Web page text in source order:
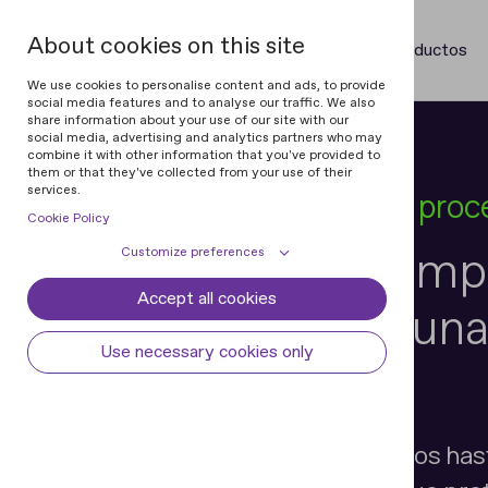
About cookies on this site
We use cookies to personalise content and ads, to provide
social media features and to analyse our traffic. We also
share information about your use of our site with our
social media, advertising and analytics partners who may
combine it with other information that you've provided to
them or that they've collected from your use of their
services.
Cookie Policy
Customize preferences
Cookie settings Cookie declaration
Some cookies are required to provide core
Accept all cookies
Use necessary cookies only
Productos
Automatización de los
Convierta el
normativas en
agradable
Desde la carga de documentos